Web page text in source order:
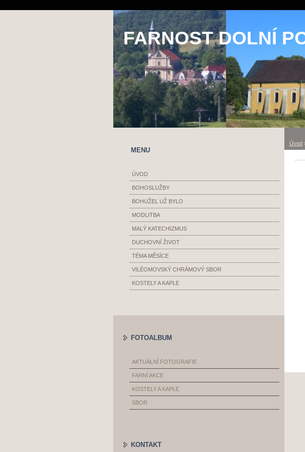
FARNOST DOLNÍ
Úvod
MENU
ÚVOD
BOHOSLUŽBY
BOHUŽEL UŽ BYLO
MODLITBA
MALÝ KATECHIZMUS
DUCHOVNÍ ŽIVOT
TÉMA MĚSÍCE
VILÉOMOVSKÝ CHRÁMOVÝ SBOR
KOSTELY A KAPLE
FOTOALBUM
AKTUÁLNÍ FOTOGRAFIE
FARNÍ AKCE
KOSTELY A KAPLE
SBOR
KONTAKT